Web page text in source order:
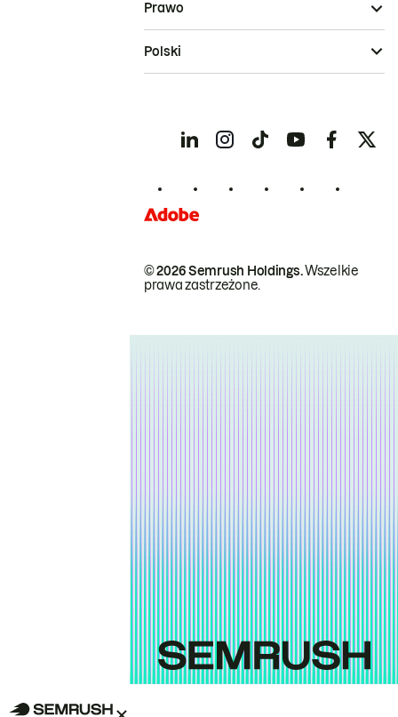
© 2026 Semrush Holdings.Wszelkie
prawa zastrzeżone.
Prawo
Polski